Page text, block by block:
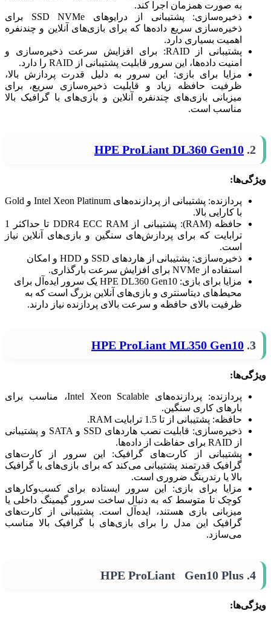
به صورت همزمان اجرا کند.
ذخیره‌سازی: پشتیبانی از درایوهای SSD NVMe برای
ذخیره‌سازی سریع داده‌ها که برای بازی‌های آنلاین و چندنفره
اهمیت بسیاری دارد.
پشتیبانی از RAID: برای افزایش سرعت ذخیره‌سازی و
امنیت داده‌ها، این سرور قابلیت پشتیبانی از RAID را دارد.
مزایا برای بازی: این سرور به دلیل قدرت پردازش بالا،
ظرفیت حافظه زیاد و قابلیت ذخیره‌سازی سریع، برای
میزبانی بازی‌های چندنفره آنلاین و بازی‌های با گرافیک بالا
مناسب است.
2.
HPE ProLiant DL360 Gen10
ویژگی‌ها:
پردازنده: پشتیبانی از پردازنده‌های Intel Xeon Platinum و Gold
با کارایی بالا.
حافظه (RAM): پشتیبانی از DDR4 ECC RAM تا حداکثر 1
ترابایت که برای پردازش‌های سنگین و بازی‌های آنلاین نیاز
است.
ذخیره‌سازی: پشتیبانی از هاردهای SSD و HDD و امکان
استفاده از NVMe برای افزایش سرعت بارگذاری.
مزایا برای بازی: HPE DL360 Gen10 یک سرور ایده‌آل برای
محیط‌های دیتاسنتری و بازی‌های آنلاین بزرگ است که به
ظرفیت بالای حافظه و سرعت بالای پردازنده نیاز دارند.
3.
HPE ProLiant ML350 Gen10
ویژگی‌ها:
پردازنده: پردازنده‌های Intel Xeon Scalable، مناسب برای
بارهای کاری سنگین.
حافظه: پشتیبانی از تا 1.5 ترابایت RAM.
ذخیره‌سازی: قابلیت نصب هاردهای SSD و SATA و پشتیبانی
از RAID برای حفاظت از داده‌ها.
پشتیبانی از کارت‌های گرافیک: این سرور از کارت‌های
گرافیک قدرتمند پشتیبانی می‌کند که برای بازی‌های با گرافیک
بالا یا رندرینگ ضروری است.
مزایا برای بازی: این سرور ایستاده برای کسب‌وکارهای
کوچک تا متوسط که به دنبال ساخت سرور گیمینگ داخلی یا
میزبانی بازی هستند، ایده‌آل است. پشتیبانی از کارت‌های
گرافیک این مدل را برای بازی‌های با گرافیک بالا مناسب
می‌سازد.
4. HPE ProLiant Gen10 Plus
ویژگی‌ها: